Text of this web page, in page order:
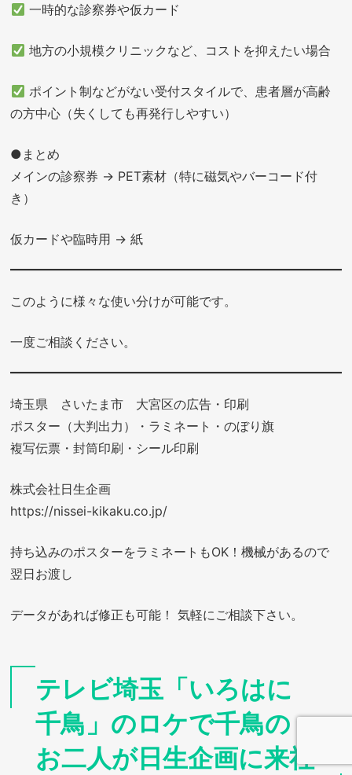
一時的な診察券や仮カード
地方の小規模クリニックなど、コストを抑えたい場合
ポイント制などがない受付スタイルで、患者層が高齢
の方中心（失くしても再発行しやすい）
●まとめ
メインの診察券 → PET素材（特に磁気やバーコード付
き）
仮カードや臨時用 → 紙
このように様々な使い分けが可能です。
一度ご相談ください。
埼玉県 さいたま市 大宮区の広告・印刷
ポスター（大判出力）・ラミネート・のぼり旗
複写伝票・封筒印刷・シール印刷
株式会社日生企画
https://nissei-kikaku.co.jp/
持ち込みのポスターをラミネートもOK！機械があるので
翌日お渡し
データがあれば修正も可能！ 気軽にご相談下さい。
テレビ埼玉「いろはに
千鳥」のロケで千鳥の
お二人が日生企画に来社